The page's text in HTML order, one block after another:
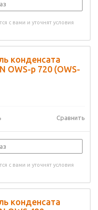
с вами и уточнят условия
конденсата
OWS-p 720 (OWS-
Сравнить
с вами и уточнят условия
конденсата